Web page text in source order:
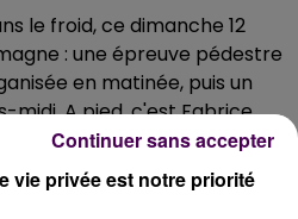
le froid, ce dimanche 12
: une épreuve pédestre
en matinée, puis un
A pied, c'est Fabrice
les hommes et Céline
vélo, Maxime Bonsergent est
du podium.
vie privée est notre priorité
Continuer sans accepter